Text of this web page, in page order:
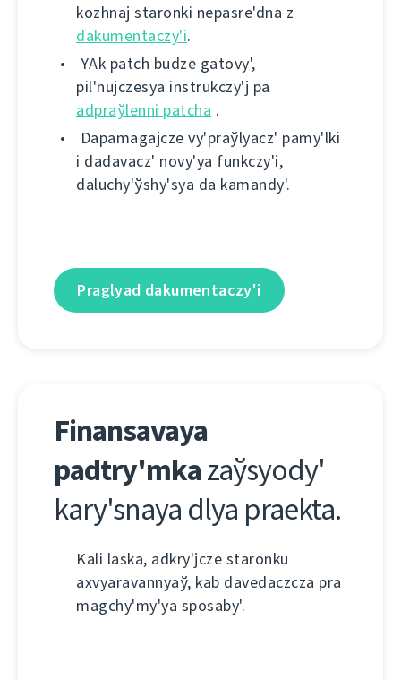
kozhnaj staronkі nepasre'dna z
dakumentaczy'і.
YAk patch budze gatovy',
pіl'nujczesya іnstrukczy'j pa
adpraўlennі patcha .
Dapamagajcze vy'praўlyacz' pamy'lkі
і dadavacz' novy'ya funkczy'і,
daluchy'ўshy'sya da kamandy'.
Praglyad dakumentaczy'і
Fіnansavaya
padtry'mkazaўsyody'
kary'snaya dlya praekta.
Kalі laska, adkry'jcze staronku
axvyaravannyaў, kab davedaczcza pra
magchy'my'ya sposaby'.